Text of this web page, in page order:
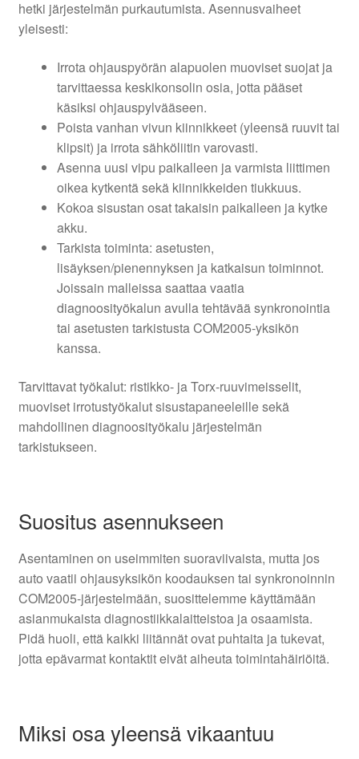
hetki järjestelmän purkautumista. Asennusvaiheet
yleisesti:
Irrota ohjauspyörän alapuolen muoviset suojat ja
tarvittaessa keskikonsolin osia, jotta pääset
käsiksi ohjauspylvääseen.
Poista vanhan vivun kiinnikkeet (yleensä ruuvit tai
klipsit) ja irrota sähköliitin varovasti.
Asenna uusi vipu paikalleen ja varmista liittimen
oikea kytkentä sekä kiinnikkeiden tiukkuus.
Kokoa sisustan osat takaisin paikalleen ja kytke
akku.
Tarkista toiminta: asetusten,
lisäyksen/pienennyksen ja katkaisun toiminnot.
Joissain malleissa saattaa vaatia
diagnoosityökalun avulla tehtävää synkronointia
tai asetusten tarkistusta COM2005-yksikön
kanssa.
Tarvittavat työkalut: ristikko- ja Torx-ruuvimeisselit,
muoviset irrotustyökalut sisustapaneeleille sekä
mahdollinen diagnoosityökalu järjestelmän
tarkistukseen.
Suositus asennukseen
Asentaminen on useimmiten suoraviivaista, mutta jos
auto vaatii ohjausyksikön koodauksen tai synkronoinnin
COM2005-järjestelmään, suosittelemme käyttämään
asianmukaista diagnostiikkalaitteistoa ja osaamista.
Pidä huoli, että kaikki liitännät ovat puhtaita ja tukevat,
jotta epävarmat kontaktit eivät aiheuta toimintahäiriöitä.
Miksi osa yleensä vikaantuu